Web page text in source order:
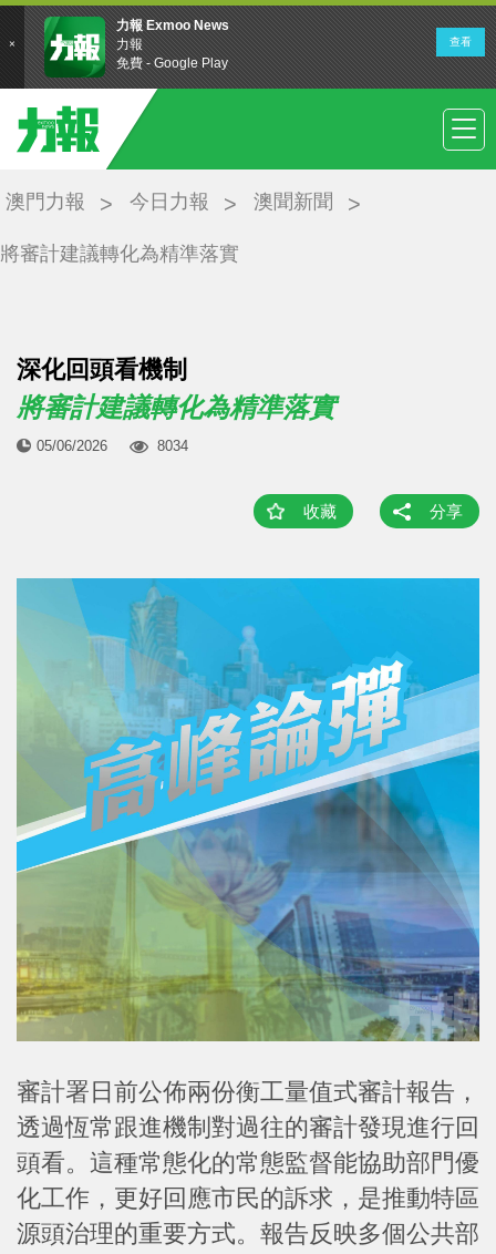
澳門力報 今日力報 澳聞新聞
將審計建議轉化為精準落實
深化回頭看機制
將審計建議轉化為精準落實
05/06/2026 8034
收藏 分享
審計署日前公佈兩份衡工量值式審計報告，
透過恆常跟進機制對過往的審計發現進行回
頭看。這種常態化的常態監督能協助部門優
化工作，更好回應市民的訴求，是推動特區
源頭治理的重要方式。報告反映多個公共部